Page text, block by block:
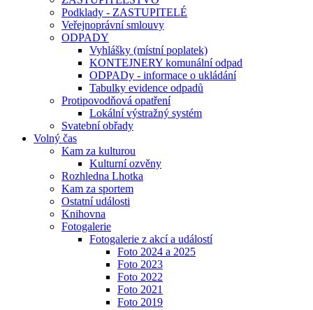
Podklady - ZASTUPITELÉ
Veřejnoprávní smlouvy
ODPADY
Vyhlášky (místní poplatek)
KONTEJNERY komunální odpad
ODPADy - informace o ukládání
Tabulky evidence odpadů
Protipovodňová opatření
Lokální výstražný systém
Svatební obřady
Volný čas
Kam za kulturou
Kulturní ozvěny
Rozhledna Lhotka
Kam za sportem
Ostatní události
Knihovna
Fotogalerie
Fotogalerie z akcí a událostí
Foto 2024 a 2025
Foto 2023
Foto 2022
Foto 2021
Foto 2019